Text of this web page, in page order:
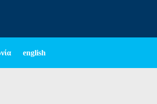
english